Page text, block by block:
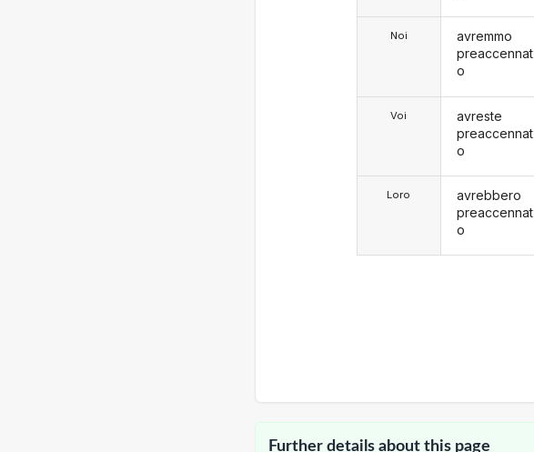
Noi
Voi
Loro
avremmo
preaccennat
o
avreste
preaccennat
o
avrebbero
preaccennat
o
Further details about this page